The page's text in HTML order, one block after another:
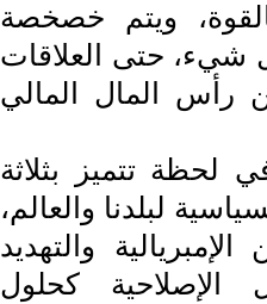
ويتم خصخصة
شيء، حتى العلاقات
رأس المال المالي
لحظة تتميز بثلاثة
لبلدنا والعالم،
والتهديد
الإصلاحية كحلول